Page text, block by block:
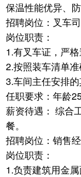
保温性能优异、
招聘岗位：叉车
岗位职责：
1.有叉车证，严格
2.按照装车清单
3.车间主任安排的
任职要求：年龄
薪资待遇： 综合
餐。
招聘岗位：销售
岗位职责：
1.负责建筑用金